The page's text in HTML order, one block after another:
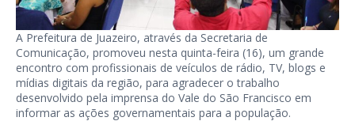
A Prefeitura de Juazeiro, através da Secretaria de
Comunicação, promoveu nesta quinta-feira (16), um grande
encontro com profissionais de veículos de rádio, TV, blogs e
mídias digitais da região, para agradecer o trabalho
desenvolvido pela imprensa do Vale do São Francisco em
informar as ações governamentais para a população.